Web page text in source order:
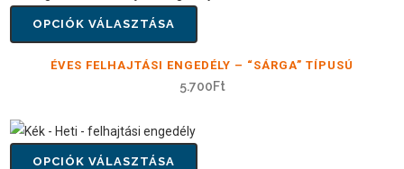
OPCIÓK VÁLASZTÁSA
ÉVES FELHAJTÁSI ENGEDÉLY – “SÁRGA” TÍPUSÚ
5.700Ft
OPCIÓK VÁLASZTÁSA